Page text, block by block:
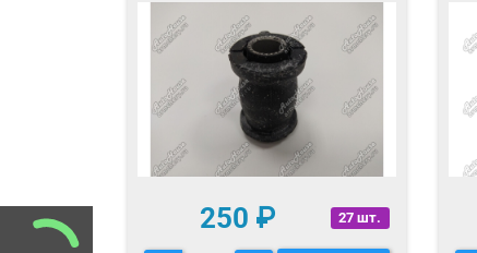
27 шт.
250 ₽